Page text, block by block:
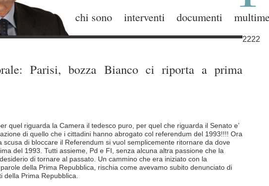
chi sono interventi documenti
2222
Parisi, bozza Bianco ci riporta a prima
quel riguarda la Camera il tedesco puro, per quel che riguarda il Senato e’
di quello che i cittadini hanno abrogato col referendum del 1993!!!! Ora
scusa di bloccare il Referendum si vuol semplicemente ritornare da dove
del 1993. Tutti assieme, Pd e FI, senza alcuna altra passione che la
di tornare al passato. Un cammino che era iniziato con la
della Prima Repubblica, rischia come avevamo subito denunciato di
della Prima Repubblica.